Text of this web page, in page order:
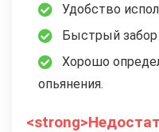
Удобство
Быстрый забор
Хорошо
опьянения.